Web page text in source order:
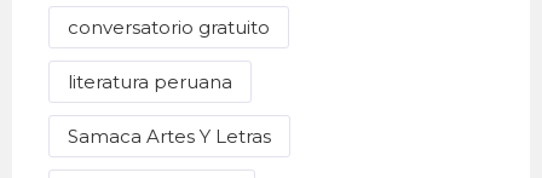
conversatorio gratuito
literatura peruana
Samaca Artes Y Letras